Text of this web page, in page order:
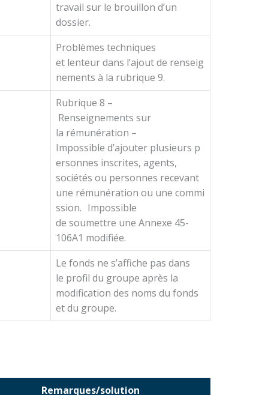
travail sur le brouillon d’un
dossier.
Problèmes techniques
et lenteur dans l’ajout de renseig
nements à la rubrique 9.
Rubrique 8 –
Renseignements sur
la rémunération –
Impossible d’ajouter plusieurs p
ersonnes inscrites, agents,
sociétés ou personnes recevant
une rémunération ou une commi
ssion. Impossible
de soumettre une Annexe 45-
106A1 modifiée.
Le fonds ne s’affiche pas dans
le profil du groupe après la
modification des noms du fonds
et du groupe.
Remarques/solution